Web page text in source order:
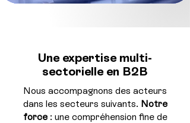
Une expertise multi-
sectorielle en B2B
Nous accompagnons des acteurs
dans les secteurs suivants. Notre
force: une compréhension fine de